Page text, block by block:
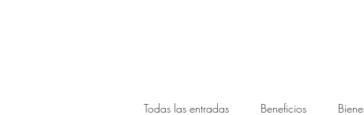
Todas las entradas Beneficios